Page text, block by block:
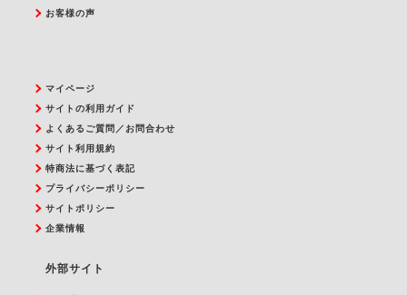
お客様の声
マイページ
サイトの利用ガイド
よくあるご質問／お問合わせ
サイト利用規約
特商法に基づく表記
プライバシーポリシー
サイトポリシー
企業情報
外部サイト